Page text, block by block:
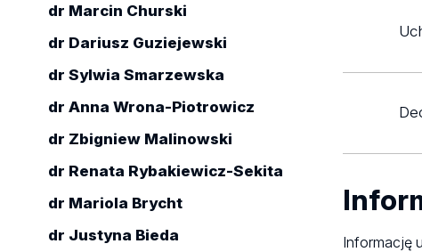
dr Marcin Churski
dr Dariusz Guziejewski
dr Sylwia Smarzewska
dr Anna Wrona-Piotrowicz
dr Zbigniew Malinowski
dr Renata Rybakiewicz-Sekita
dr Mariola Brycht
dr Justyna Bieda
Informację